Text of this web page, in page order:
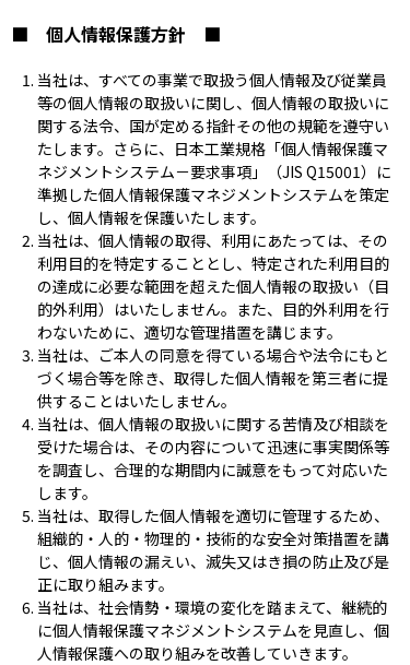
■ 個人情報保護方針 ■
当社は、すべての事業で取扱う個人情報及び従業員
等の個人情報の取扱いに関し、個人情報の取扱いに
関する法令、国が定める指針その他の規範を遵守い
たします。さらに、日本工業規格「個人情報保護マ
ネジメントシステム－要求事項」（JIS Q15001）に
準拠した個人情報保護マネジメントシステムを策定
し、個人情報を保護いたします。
当社は、個人情報の取得、利用にあたっては、その
利用目的を特定することとし、特定された利用目的
の達成に必要な範囲を超えた個人情報の取扱い（目
的外利用）はいたしません。また、目的外利用を行
わないために、適切な管理措置を講じます。
当社は、ご本人の同意を得ている場合や法令にもと
づく場合等を除き、取得した個人情報を第三者に提
供することはいたしません。
当社は、個人情報の取扱いに関する苦情及び相談を
受けた場合は、その内容について迅速に事実関係等
を調査し、合理的な期間内に誠意をもって対応いた
します。
当社は、取得した個人情報を適切に管理するため、
組織的・人的・物理的・技術的な安全対策措置を講
じ、個人情報の漏えい、滅失又はき損の防止及び是
正に取り組みます。
当社は、社会情勢・環境の変化を踏まえて、継続的
に個人情報保護マネジメントシステムを見直し、個
人情報保護への取り組みを改善していきます。